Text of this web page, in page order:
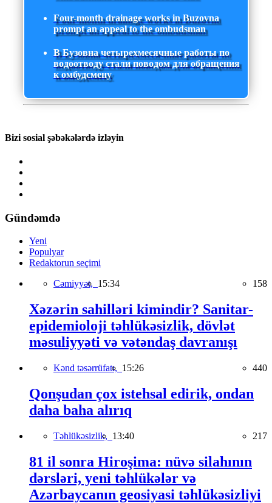
Four-month drainage works in Buzovna
prompt an appeal to the ombudsman
В Бузовна четырехмесячные работы по
водоотводу стали поводом для обращения
к омбудсмену
Bizi sosial şəbəkələrdə izləyin
Gündəmdə
Yeni
Populyar
Redaktorun seçimi
Cəmiyyət, 15:34 158
Xəzərin sahilləri kimindir? Sanitar-
epidemioloji təhlükəsizlik, dövlət
məsuliyyəti və vətəndaş davranışı
Kənd təsərrüfatı, 15:26 440
Qonşudan çox istehsal edirik, ondan
daha baha alırıq
Təhlükəsizlik, 13:40 217
81 il sonra Hiroşima: nüvə silahının
dərsləri, yeni təhlükələr və
Azərbaycanın geosiyasi təhlükəsizliyi